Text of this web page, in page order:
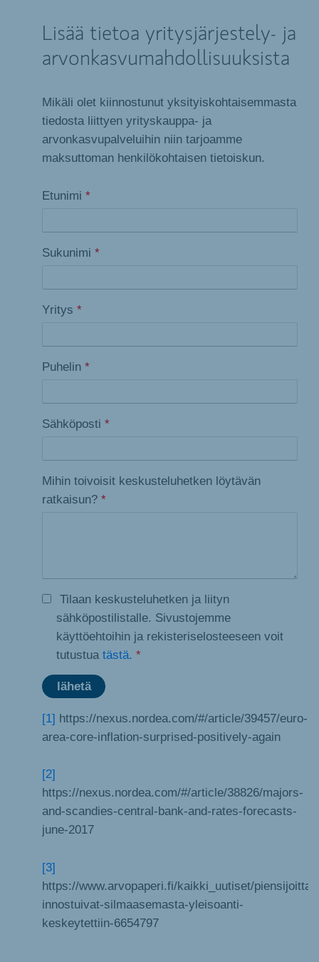
Lisää tietoa yritysjärjestely- ja
arvonkasvumahdollisuuksista
Mikäli olet kiinnostunut yksityiskohtaisemmasta
tiedosta liittyen yrityskauppa- ja
arvonkasvupalveluihin niin tarjoamme
maksuttoman henkilökohtaisen tietoiskun.
Etunimi *
Sukunimi *
Yritys *
Puhelin *
Sähköposti *
Mihin toivoisit keskusteluhetken löytävän
ratkaisun? *
Tilaan keskusteluhetken ja liityn
sähköpostilistalle. Sivustojemme
käyttöehtoihin ja rekisteriselosteeseen voit
tutustua tästä. *
[1] https://nexus.nordea.com/#/article/39457/euro-
area-core-inflation-surprised-positively-again
[2]
https://nexus.nordea.com/#/article/38826/majors-
and-scandies-central-bank-and-rates-forecasts-
june-2017
[3]
https://www.arvopaperi.fi/kaikki_uutiset/
innostuivat-silmaasemasta-yleisoanti-
keskeytettiin-6654797